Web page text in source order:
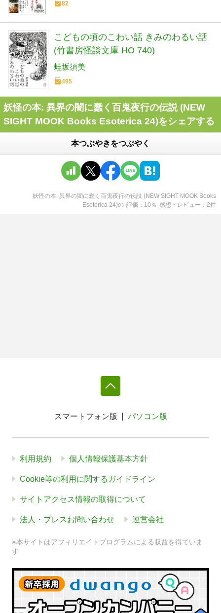
82
こどもの頃のこわい話 きみのわるい話
(竹書房怪談文庫 HO 740)
蛙坂須美
495
妖怪の本: 異界の闇に蠢く百鬼夜行の伝説 (NEW
SIGHT MOOK Books Esoterica 24)をシェアする
本つぶやきをつぶやく
妖怪の本: 異界の闇に蠢く百鬼夜行の伝説 (NEW SIGHT MOOK Books
Esoterica 24)の 評価 10 ％ 感想・レビュー 2件
スマートフォン版 パソコン版
利用規約 個人情報保護基本方針
Cookie等の利用に関するガイドライン
サイトアクセス情報の取得について
法人・プレスお問い合わせ 運営会社
※本サイトはアフィリエイトプログラムによる収益を得ていま
す